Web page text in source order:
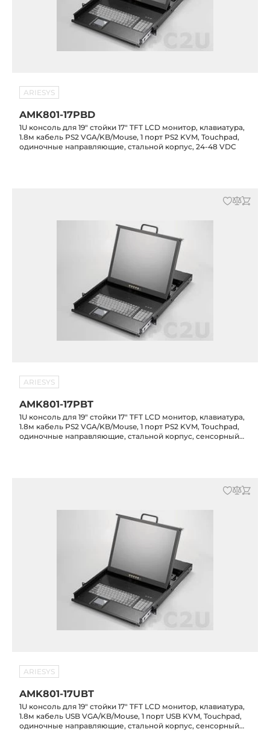
ARIESYS
AMK801-17PBD
1U консоль для 19" стойки 17" TFT LCD монитор, клавиатура,
1.8м кабель PS2 VGA/KB/Mouse, 1 порт PS2 KVM, Touchpad,
одиночные направляющие, стальной корпус, 24-48 VDC
ARIESYS
AMK801-17PBT
1U консоль для 19" стойки 17" TFT LCD монитор, клавиатура,
1.8м кабель PS2 VGA/KB/Mouse, 1 порт PS2 KVM, Touchpad,
одиночные направляющие, стальной корпус, сенсорный
ARIESYS
AMK801-17UBT
1U консоль для 19" стойки 17" TFT LCD монитор, клавиатура,
1.8м кабель USB VGA/KB/Mouse, 1 порт USB KVM, Touchpad,
одиночные направляющие, стальной корпус, сенсорный